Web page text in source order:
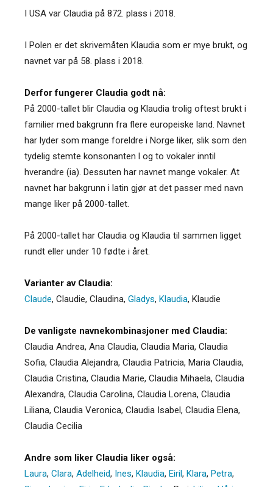
I USA var Claudia på 872. plass i 2018.
I Polen er det skrivemåten Klaudia som er mye brukt, og
navnet var på 58. plass i 2018.
Derfor fungerer Claudia godt nå:
På 2000-tallet blir Claudia og Klaudia trolig oftest brukt i
familier med bakgrunn fra flere europeiske land. Navnet
har lyder som mange foreldre i Norge liker, slik som den
tydelig stemte konsonanten l og to vokaler inntil
hverandre (ia). Dessuten har navnet mange vokaler. At
navnet har bakgrunn i latin gjør at det passer med navn
mange liker på 2000-tallet.
På 2000-tallet har Claudia og Klaudia til sammen ligget
rundt eller under 10 fødte i året.
Varianter av Claudia:
Claude, Claudie, Claudina, Gladys, Klaudia, Klaudie
De vanligste navnekombinasjoner med Claudia:
Claudia Andrea, Ana Claudia, Claudia Maria, Claudia
Sofia, Claudia Alejandra, Claudia Patricia, Maria Claudia,
Claudia Cristina, Claudia Marie, Claudia Mihaela, Claudia
Alexandra, Claudia Carolina, Claudia Lorena, Claudia
Liliana, Claudia Veronica, Claudia Isabel, Claudia Elena,
Claudia Cecilia
Andre som liker Claudia liker også:
Laura, Clara, Adelheid, Ines, Klaudia, Eiril, Klara, Petra,